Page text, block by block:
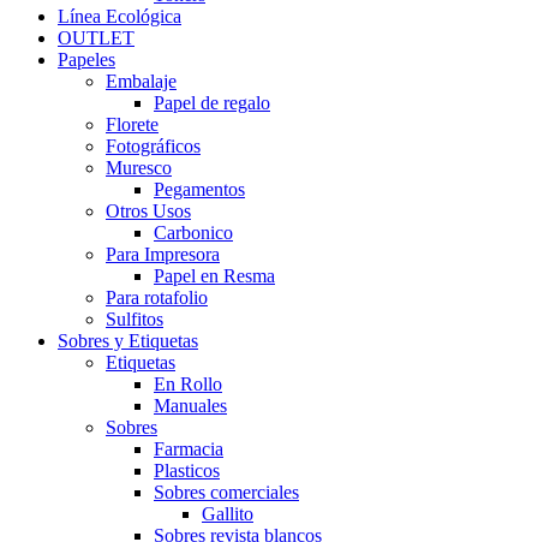
Línea Ecológica
OUTLET
Papeles
Embalaje
Papel de regalo
Florete
Fotográficos
Muresco
Pegamentos
Otros Usos
Carbonico
Para Impresora
Papel en Resma
Para rotafolio
Sulfitos
Sobres y Etiquetas
Etiquetas
En Rollo
Manuales
Sobres
Farmacia
Plasticos
Sobres comerciales
Gallito
Sobres revista blancos